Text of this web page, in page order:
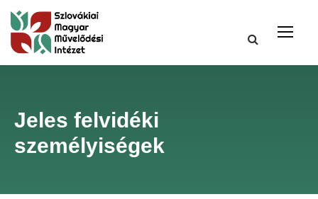
Jeles felvidéki
személyiségek